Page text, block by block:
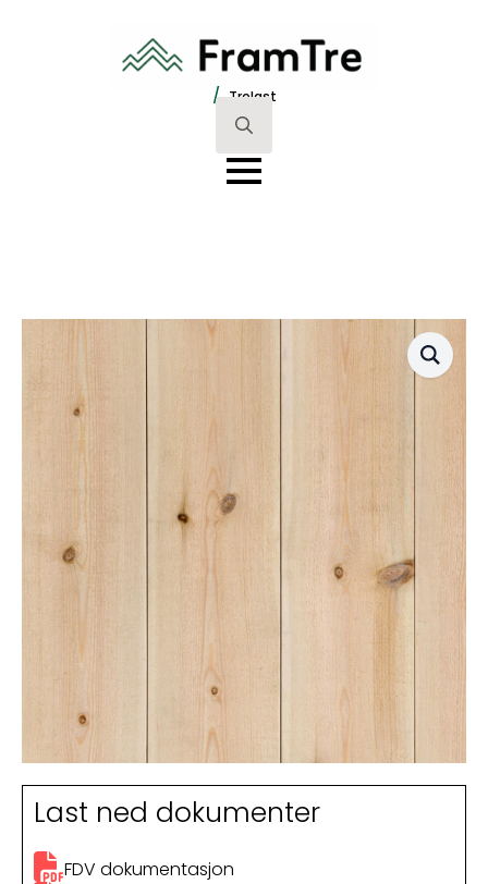
/ Trelast
Search
for:
Last ned dokumenter
FDV dokumentasjon